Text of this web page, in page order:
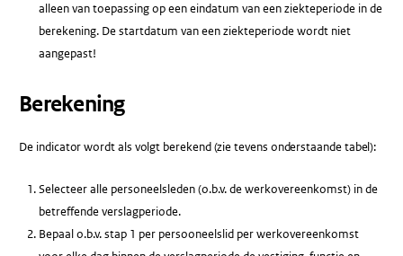
alleen van toepassing op een eindatum van een ziekteperiode in de
berekening. De startdatum van een ziekteperiode wordt niet
aangepast!
Berekening
De indicator wordt als volgt berekend (zie tevens onderstaande tabel):
Selecteer alle personeelsleden (o.b.v. de werkovereenkomst) in de
betreffende verslagperiode.
Bepaal o.b.v. stap 1 per persooneelslid per werkovereenkomst